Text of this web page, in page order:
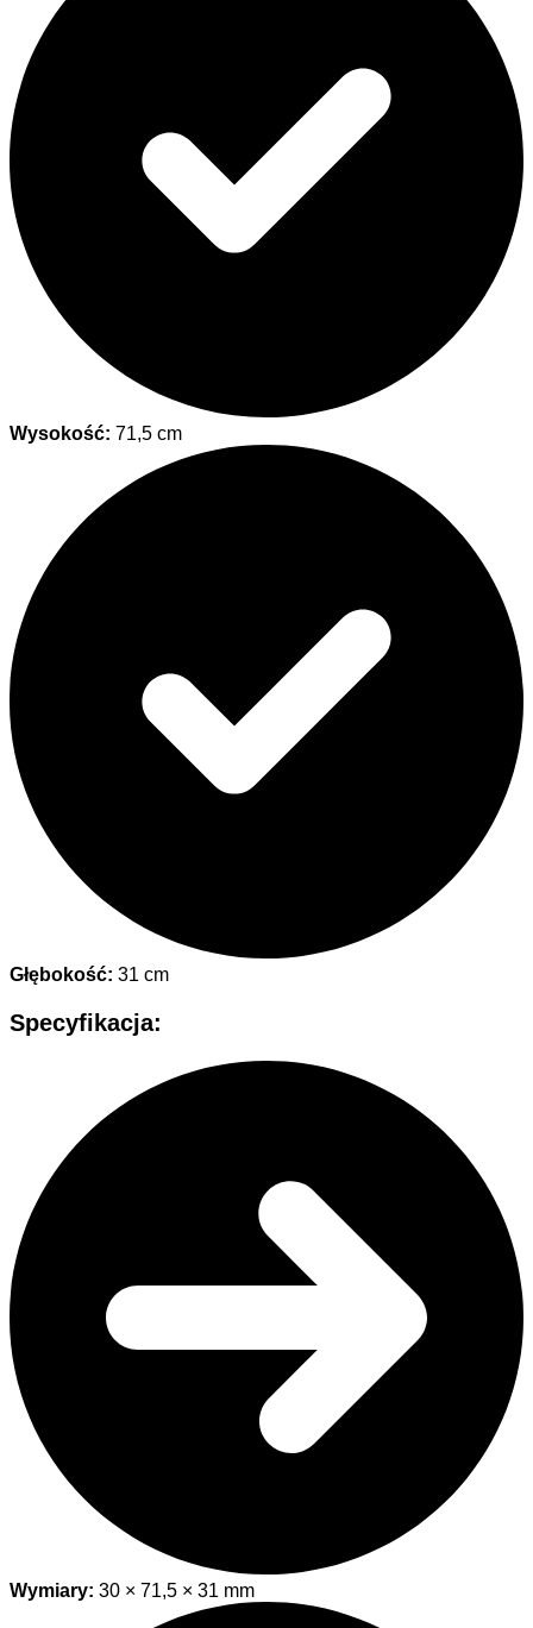
Wysokość: 71,5 cm
Głębokość: 31 cm
Specyfikacja:
Wymiary: 30 × 71,5 × 31 mm